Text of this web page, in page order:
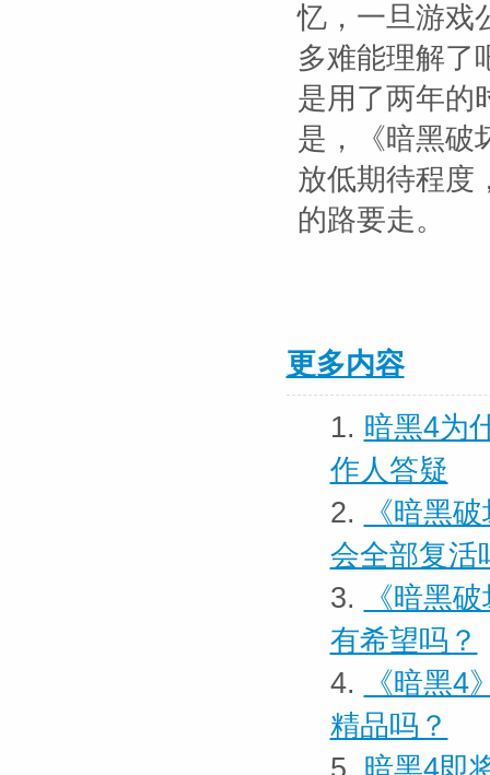
忆，一旦游戏
多难能理解了
是用了两年的
是，《暗黑破
放低期待程度
的路要走。
更多内容
1. 暗黑4为
作人答疑
2.
《暗黑
会全部复活
3.
《暗黑
有希望吗？
4.
《暗黑
精品吗？
5. 暗黑4即